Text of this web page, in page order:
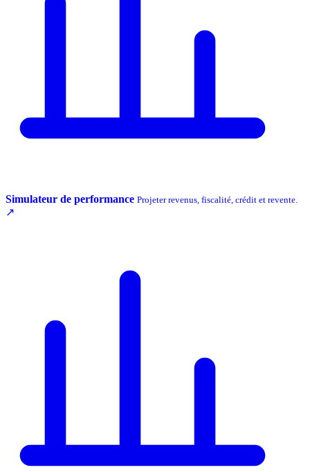
Simulateur de performance Projeter revenus, fiscalité, crédit et revente.
↗